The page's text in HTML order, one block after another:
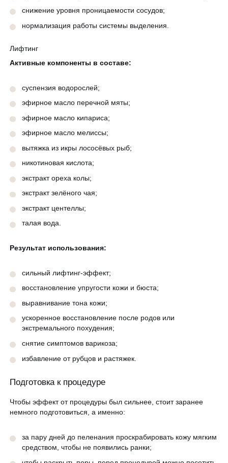
снижение уровня проницаемости сосудов;
нормализация работы системы выделения.
Лифтинг
Активные компоненты в составе:
суспензия водорослей;
эфирное масло перечной мяты;
эфирное масло кипариса;
эфирное масло мелиссы;
вытяжка из икры лососёвых рыб;
никотиновая кислота;
экстракт ореха колы;
экстракт зелёного чая;
экстракт центеллы;
талая вода.
Результат использования:
сильный лифтинг-эффект;
восстановление упругости кожи и бюста;
выравнивание тона кожи;
ускоренное восстановление после родов или
экстремального похудения;
снятие симптомов варикоза;
избавление от рубцов и растяжек.
Подготовка к процедуре
Чтобы эффект от процедуры был сильнее, стоит заранее
немного подготовиться, а именно:
за пару дней до пеленания проскрабировать кожу мягким
средством, чтобы не появились ранки;